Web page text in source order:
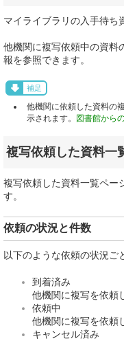
マイライブラリの入手待ち
他機関に複写依頼中の資料
報を参照できます。
補足
他機関に依頼した資料の
示されます。 図書館から
複写依頼した資料一
複写依頼した資料一覧ペー
す。
依頼の状況と件数
以下のような依頼の状況ご
到着済み
他機関に複写を依頼
依頼中
他機関に複写を依頼
キャンセル済み